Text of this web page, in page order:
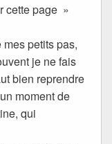
cette page »
petits pas,
je ne fais
bien reprendre
moment de
qui